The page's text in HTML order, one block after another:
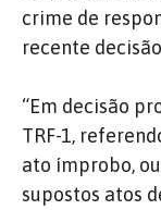
crime de
recente
“Em decisão
TRF-1,
ato ímprobo,
supostos atos